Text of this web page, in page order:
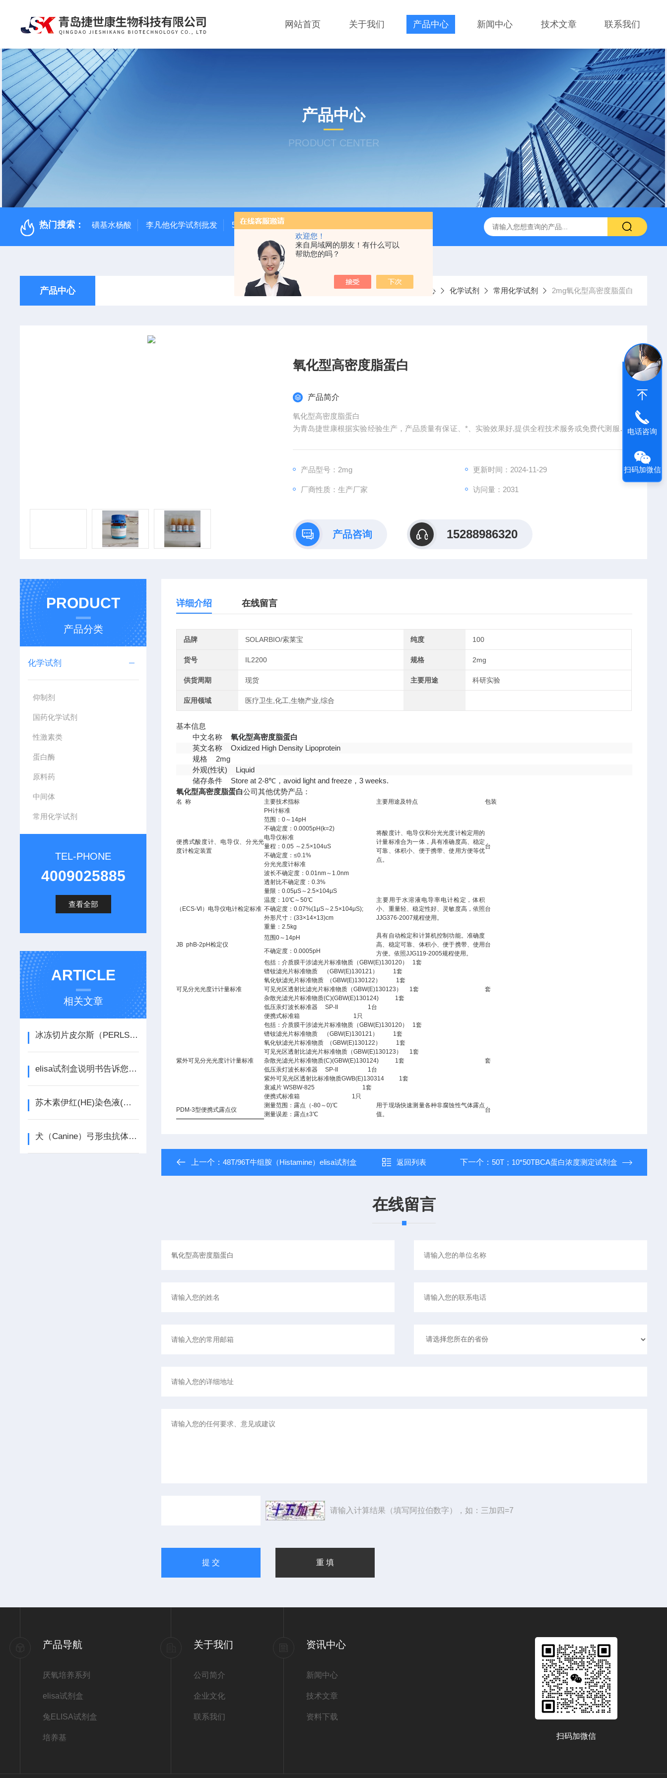
欢迎您！
来自局域网的朋友！有什么可以
帮助您的吗？
网站首页 关于我们 产品中心 新闻中心 技术文章 联系我们
产品中心
PRODUCT CENTER
热门搜索： 磺基水杨酸 李凡他化学试剂批发 500次MTS细胞增殖与细胞毒性检测试剂盒 48t/96t国产ELISA试剂盒,免费代测
产品中心 当前位置：首页 产品中心 化学试剂 常用化学试剂 2mg氧化型高密度脂蛋白
氧化型高密度脂蛋白
产品简介
氧化型高密度脂蛋白
为青岛捷世康根据实验经验生产，产品质量有保证、*、实验效果好,提供全程技术服务或免费代测服务
产品型号：2mg 更新时间：2024-11-29
厂商性质：生产厂家 访问量：2031
产品咨询 15288986320
详细介绍 在线留言
品牌 SOLARBIO/索莱宝 纯度 100
货号 IL2200 规格 2mg
供货周期 现货 主要用途 科研实验
应用领域 医疗卫生,化工,生物产业,综合
基本信息
中文名称
氧化型高密度脂蛋白
英文名称
Oxidized High Density Lipoprotein
规格
2mg
外观(性状)
Liquid
储存条件
Store at 2-8℃，avoid light and freeze，3 weeks.
氧化型高密度脂蛋白公司其他优势产品：
名 称 主要技术指标 主要用途及特点 包装
便携式酸度计、电导仪、分光光
度计检定装置
PH计标准
将酸度计、电导仪和分光光度计检定用的
计量标准合为一体，具有准确度高、稳定
可靠、体积小、便于携带、使用方便等优
点。
台
范围：0～14pH
不确定度：0.0005pH(k=2)
电导仪标准
量程：0.05 ～2.5×104uS
不确定度：≤0.1%
分光光度计标准
波长不确定度：0.01nm～1.0nm
透射比不确定度：0.3%
（ECS-Ⅵ）电导仪电计检定标准
量限：0.05μS～2.5×104μS
主要用于水溶液电导率电计检定，体积
小、重量轻、稳定性好、灵敏度高，依照
JJG376-2007规程使用。
台
温度：10℃～50℃
不确定度：0.07%(1μS～2.5×104μS);
外形尺寸：(33×14×13)cm
重量：2.5kg
JB phB-2pH检定仪
范围0～14pH
具有自动检定和计算机控制功能。准确度
高、稳定可靠、体积小、便于携带、使用
方便。依照JJG119-2005规程使用。
台
不确定度：0.0005pH
可见分光光度计计量标准
包括：介质膜干涉滤光片标准物质（GBW(E)130120） 1套
套
镨钕滤光片标准物质 （GBW(E)130121）
1套
氧化钬滤光片标准物质 （GBW(E)130122）
1套
可见光区透射比滤光片标准物质（GBW(E)130123）
1套
杂散光滤光片标准物质(C)(GBW(E)130124)
1套
低压汞灯波长标准器 SP-II
1台
便携式标准箱 1只
紫外可见分光光度计计量标准
包括：介质膜干涉滤光片标准物质（GBW(E)130120） 1套
套
镨钕滤光片标准物质 （GBW(E)130121）
1套
氧化钬滤光片标准物质 （GBW(E)130122）
1套
可见光区透射比滤光片标准物质（GBW(E)130123）
1套
杂散光滤光片标准物质(C)(GBW(E)130124)
1套
低压汞灯波长标准器 SP-II
1台
紫外可见光区透射比标准物质GWB(E)130314
1套
衰减片 WSBW-825
1套
便携式标准箱
1只
PDM-3型便携式露点仪
测量范围：露点（-80～0)℃
用于现场快速测量各种非腐蚀性气体露点
值。
台
测量误差：露点±3℃
上一个：48T/96T牛组胺（Histamine）elisa试剂盒 返回列表 下一个： 50T；10*50TBCA蛋白浓度测定试剂盒
在线留言
请输入计算结果（填写阿拉伯数字），如：三加四=7
PRODUCT
产品分类
化学试剂
仰制剂
国药化学试剂
性激素类
蛋白酶
原料药
中间体
常用化学试剂
TEL-PHONE
4009025885
查看全部
ARTICLE
相关文章
冰冻切片皮尔斯（PERLS-DAB）非血红素铁（三价）强化染色试剂盒
elisa试剂盒说明书告诉您试剂盒的结构
苏木素伊红(HE)染色液(水溶)说明书
犬（Canine）弓形虫抗体（Tox-Ab） ELISA检测试剂盒产品介绍
产品导航
厌氧培养系列
elisa试剂盒
兔ELISA试剂盒
培养基
关于我们
公司简介
企业文化
联系我们
资讯中心
新闻中心
技术文章
资料下载
扫码加微信
电话咨询
扫码加微信